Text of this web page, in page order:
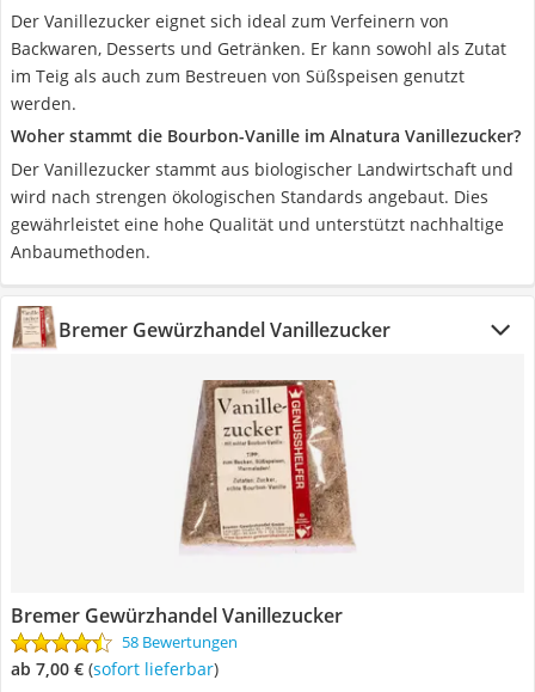
Der Vanillezucker eignet sich ideal zum Verfeinern von
Backwaren, Desserts und Getränken. Er kann sowohl als Zutat
im Teig als auch zum Bestreuen von Süßspeisen genutzt
werden.
Woher stammt die Bourbon-Vanille im Alnatura Vanillezucker?
Der Vanillezucker stammt aus biologischer Landwirtschaft und
wird nach strengen ökologischen Standards angebaut. Dies
gewährleistet eine hohe Qualität und unterstützt nachhaltige
Anbaumethoden.
Bremer Gewürzhandel Vanillezucker
Bremer Gewürzhandel Vanillezucker
58 Bewertungen
ab 7,00 € ( Sofort lieferbar)